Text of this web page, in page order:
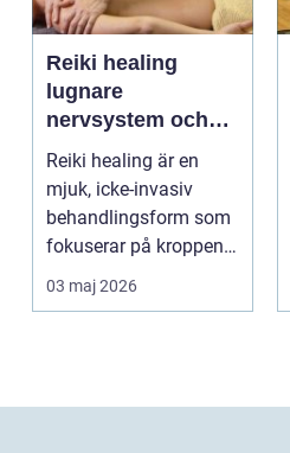
Reiki healing
lugnare
nervsystem och
djupare
återhämtning
Reiki healing är en
mjuk, icke-invasiv
behandlingsform som
fokuserar på kroppens
egen förmåga att lä...
03 maj 2026